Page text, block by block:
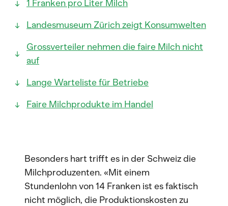
1 Franken pro Liter Milch
Landesmuseum Zürich zeigt Konsumwelten
Grossverteiler nehmen die faire Milch nicht
auf
Lange Warteliste für Betriebe
Faire Milchprodukte im Handel
Besonders hart trifft es in der Schweiz die
Milchproduzenten. «Mit einem
Stundenlohn von 14 Franken ist es faktisch
nicht möglich, die Produktionskosten zu